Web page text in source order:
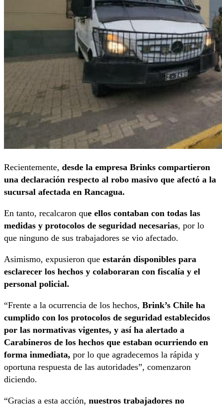
Recientemente, desde la empresa Brinks compartieron
una declaración respecto al robo masivo que afectó a la
sucursal afectada en Rancagua.
En tanto, recalcaron que ellos contaban con todas las
medidas y protocolos de seguridad necesarias, por lo
que ninguno de sus trabajadores se vio afectado.
Asimismo, expusieron que estarán disponibles para
esclarecer los hechos y colaboraran con fiscalía y el
personal policial.
“Frente a la ocurrencia de los hechos, Brink’s Chile ha
cumplido con los protocolos de seguridad establecidos
por las normativas vigentes, y así ha alertado a
Carabineros de los hechos que estaban ocurriendo en
forma inmediata, por lo que agradecemos la rápida y
oportuna respuesta de las autoridades”, comenzaron
diciendo.
“Gracias a esta acción, nuestros trabajadores no